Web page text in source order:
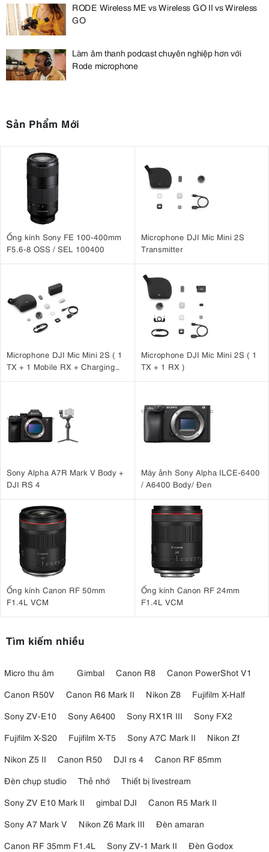
RODE Wireless ME vs Wireless GO II vs Wireless
GO
Làm âm thanh podcast chuyên nghiệp hơn với
Rode microphone
Sản Phẩm Mới
Ống kính Sony FE 100-400mm
F5.6-8 OSS / SEL 100400
Microphone DJI Mic Mini 2S
Transmitter
Microphone DJI Mic Mini 2S ( 1
TX + 1 Mobile RX + Charging
Microphone DJI Mic Mini 2S ( 1
TX + 1 RX )
Sony Alpha A7R Mark V Body +
DJI RS 4
Máy ảnh Sony Alpha ILCE-6400
/ A6400 Body/ Đen
Ống kính Canon RF 50mm
F1.4L VCM
Ống kính Canon RF 24mm
F1.4L VCM
Tìm kiếm nhiều
Micro thu âm Gimbal Canon R8
Canon PowerShot V1
Canon R50V
Canon R6 Mark II Nikon Z8
Fujifilm X-Half
Sony ZV-E10
Sony A6400 Sony RX1R III
Sony FX2
Fujifilm X-S20
Fujifilm X-T5 Sony A7C Mark II
Nikon Zf
Nikon Z5 II
Canon R50 DJI rs 4
Canon RF 85mm
Đèn chụp studio
Thẻ nhớ
Thiết bị livestream
Sony ZV E10 Mark II
gimbal DJI
Canon R5 Mark II
Sony A7 Mark V
Nikon Z6 Mark III
Đèn amaran
Canon RF 35mm F1.4L
Sony ZV-1 Mark II
Đèn Godox